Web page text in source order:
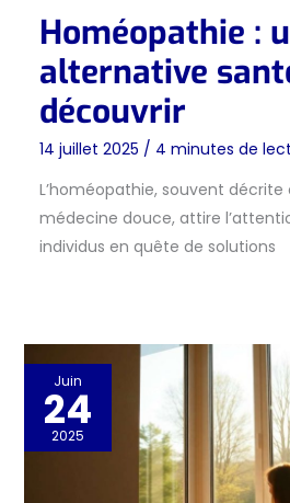
Homéopathie :
alternative
découvrir
14 juillet 2025 / 4 minutes de
L’homéopathie, souvent
médecine douce, attire
individus en quête de solutions
Juin
24
2025